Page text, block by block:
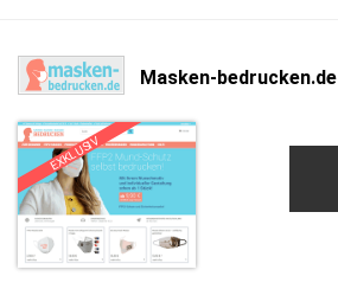
Masken-bedrucken.de
EXKLUSIV